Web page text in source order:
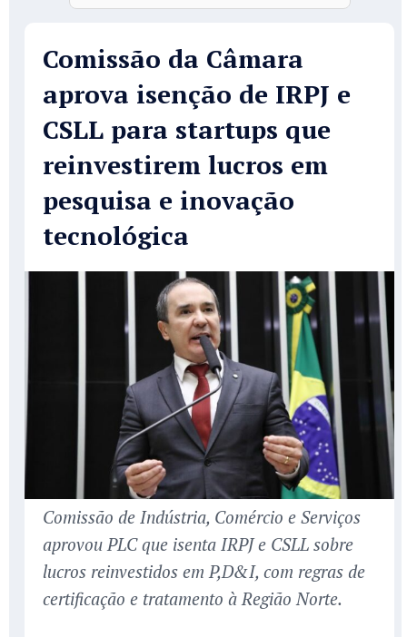
Comissão da Câmara
aprova isenção de IRPJ e
CSLL para startups que
reinvestirem lucros em
pesquisa e inovação
tecnológica
Comissão de Indústria, Comércio e Serviços
aprovou PLC que isenta IRPJ e CSLL sobre
lucros reinvestidos em P,D&I, com regras de
certificação e tratamento à Região Norte.